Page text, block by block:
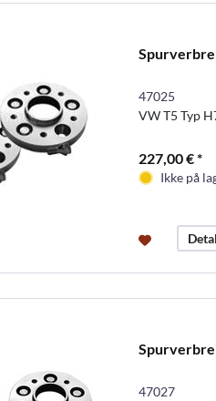
47025
VW T5 Typ
227,00 € *
Ikke på
47027